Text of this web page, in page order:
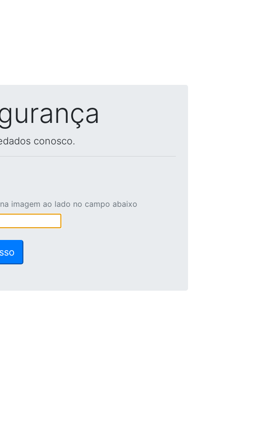
conosco.
imagem ao lado no campo abaixo